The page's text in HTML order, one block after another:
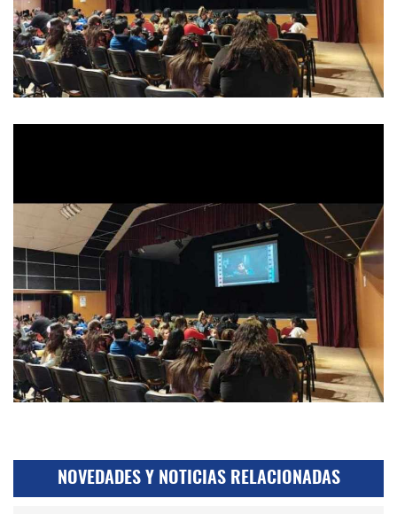
NOVEDADES Y NOTICIAS RELACIONADAS